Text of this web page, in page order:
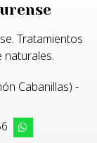
Tratamientos
naturales.
Cabanillas) -